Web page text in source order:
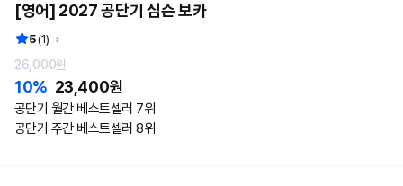
[영어] 2027 공단기 심슨 보카
5(1)
26,000원
10% 23,400원
공단기 월간 베스트셀러 7위
공단기 주간 베스트셀러 8위
후기 유형
후기 작성